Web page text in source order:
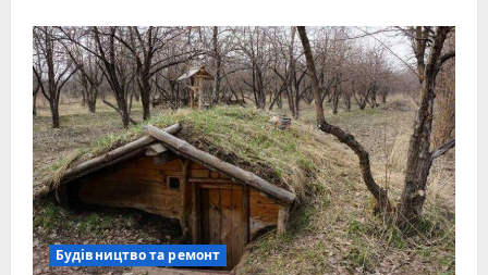
труб
удома
–
дієві
прийоми
від
перших
ознак
до
повного
очищення
Будівництво та ремонт